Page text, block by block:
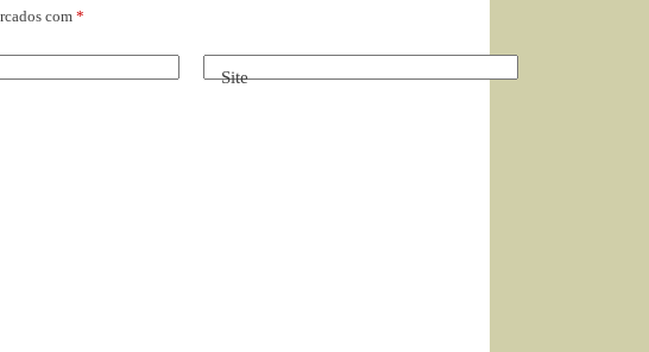
com *
Site